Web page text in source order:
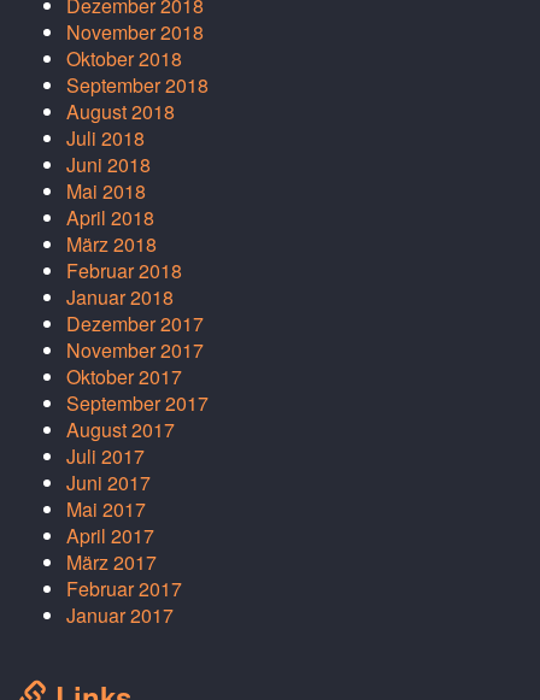
November 2018
Oktober 2018
September 2018
August 2018
Juli 2018
Juni 2018
Mai 2018
April 2018
März 2018
Februar 2018
Januar 2018
Dezember 2017
November 2017
Oktober 2017
September 2017
August 2017
Juli 2017
Juni 2017
Mai 2017
April 2017
März 2017
Februar 2017
Januar 2017